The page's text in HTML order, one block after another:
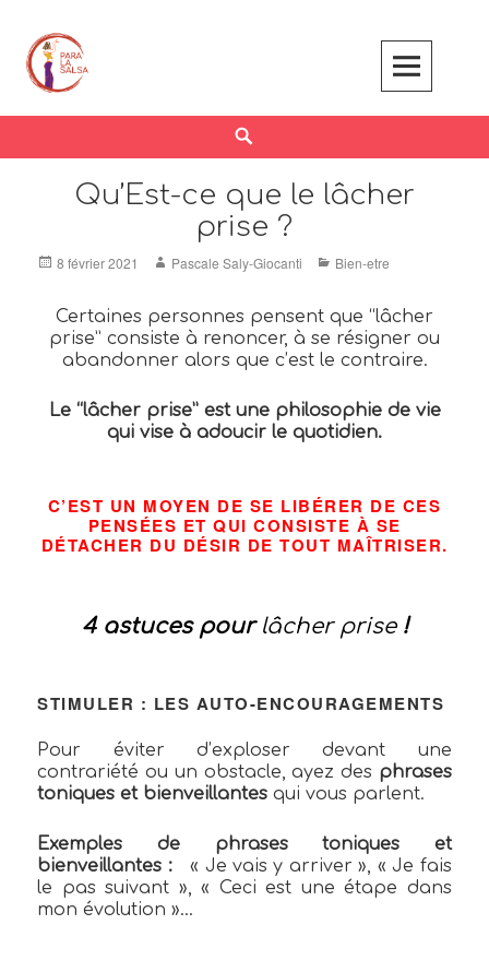
content
Qu’Est-ce que le lâcher
prise ?
Posted
8 février 2021 Author
Pascale Saly-Giocanti Categories
Bien-etre
Certaines personnes pensent que “lâcher
prise” consiste à renoncer, à se résigner ou
abandonner alors que c’est le contraire.
Le “lâcher prise” est une philosophie de vie
qui vise à adoucir le quotidien.
C’EST UN MOYEN DE SE LIBÉRER DE CES
PENSÉES ET QUI CONSISTE À SE
DÉTACHER DU DÉSIR DE TOUT MAÎTRISER.
4 astuces pour lâcher prise!
STIMULER : LES AUTO-ENCOURAGEMENTS
Pour éviter d’exploser devant une
contrariété ou un obstacle, ayez des phrases
toniqueset bienveillantes qui vous parlent.
Exemples de phrasestoniques et
bienveillantes :
« Je vais y arriver », « Je fais
le pas suivant », « Ceci est une étape dans
mon évolution »…